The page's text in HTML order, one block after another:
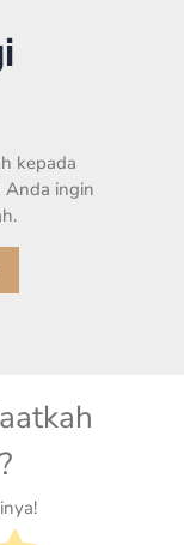
kepada
Anda ingin